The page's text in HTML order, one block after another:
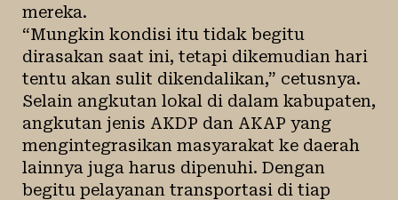
mereka.
“Mungkin kondisi itu tidak begitu
dirasakan saat ini, tetapi dikemudian hari
tentu akan sulit dikendalikan,” cetusnya.
Selain angkutan lokal di dalam kabupaten,
angkutan jenis AKDP dan AKAP yang
mengintegrasikan masyarakat ke daerah
lainnya juga harus dipenuhi. Dengan
begitu pelayanan transportasi di tiap